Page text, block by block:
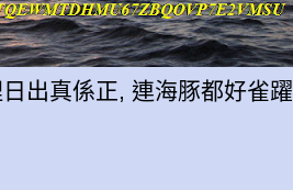
出真係正, 連海豚都好雀躍